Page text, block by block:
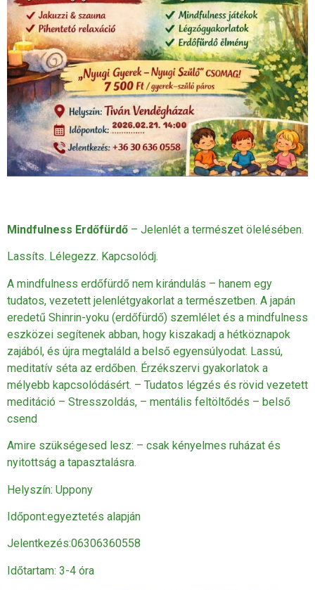
Mindfulness Erdőfürdő – Jelenlét a természet ölelésében.
Lassíts. Lélegezz. Kapcsolódj.
A mindfulness erdőfürdő nem kirándulás – hanem egy
tudatos, vezetett jelenlétgyakorlat a természetben. A japán
eredetű Shinrin-yoku (erdőfürdő) szemlélet és a mindfulness
eszközei segítenek abban, hogy kiszakadj a hétköznapok
zajából, és újra megtaláld a belső egyensúlyodat. Lassú,
meditatív séta az erdőben. Érzékszervi gyakorlatok a
mélyebb kapcsolódásért. – Tudatos légzés és rövid vezetett
meditáció – Stresszoldás, – mentális feltöltődés – belső
csend
Amire szükségesed lesz: – csak kényelmes ruházat és
nyitottság a tapasztalásra.
Helyszín: Uppony
Időpont:egyeztetés alapján
Jelentkezés:06306360558
Időtartam: 3-4 óra